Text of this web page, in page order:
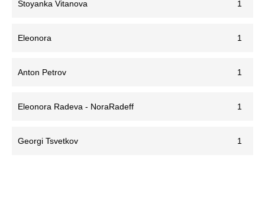
Stoyanka Vitanova 1
Eleonora 1
Anton Petrov 1
Eleonora Radeva - NoraRadeff 1
Georgi Tsvetkov 1